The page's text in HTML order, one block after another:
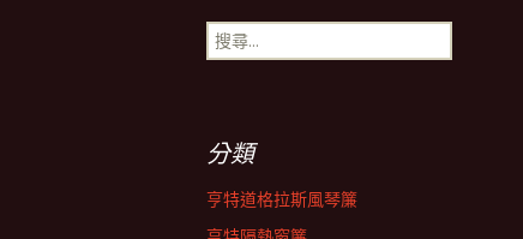
搜
尋
分類
亨特道格拉斯風琴簾